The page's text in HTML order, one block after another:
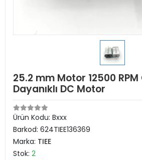
25.2 mm Motor 12500
Dayanıklı DC Motor
Ürün Kodu: Bxxx
Barkod: 624TIEE136369
Marka: TIEE
Stok: 2